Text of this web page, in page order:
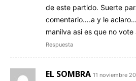
de este partido. Suerte
comentario….a y le
manilva asi es que no vote
Respuesta
EL SOMBRA 11 noviembre